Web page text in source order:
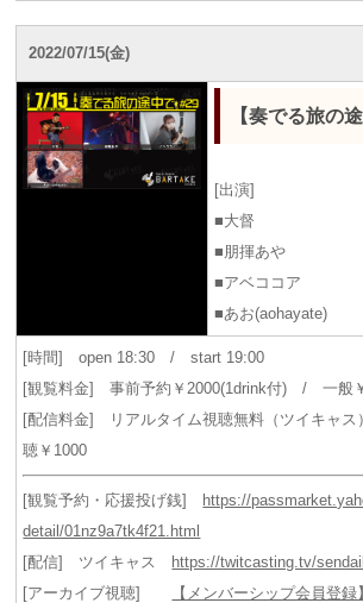
2022/07/15(金)
【奏でる旅の
[出演]
■大督
■朋揮あや
■アベココア
■あお(aohayate)
[時間] open 18:30 / start 19:00
[観覧料金] 事前予約￥2000(1drink付) / 一般
[配信料金] リアルタイム視聴無料（ツイキャ
聴￥1000
[観覧予約・応援投げ銭] https://
detail/01nz9a7tk4f21.html
[配信] ツイキャス https://twitcasting.tv/
[アーカイブ視聴]
【メンバーシップ会員登録】